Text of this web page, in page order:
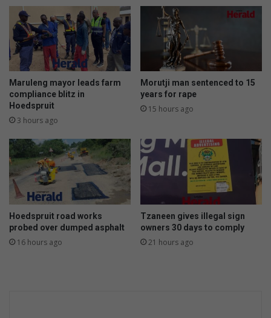
a
e
w
d
g
o
r
c
t
t
y
u
r
h
o
Maruleng mayor leads farm
compliance blitz in
Hoedspruit
3 hours ago
Morutji man sentenced to 15
years for rape
15 hours ago
Hoedspruit road works
probed over dumped asphalt
16 hours ago
Tzaneen gives illegal sign
owners 30 days to comply
21 hours ago